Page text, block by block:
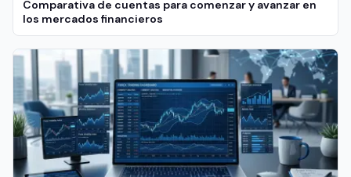
Comparativa de cuentas para comenzar y avanzar en
los mercados financieros